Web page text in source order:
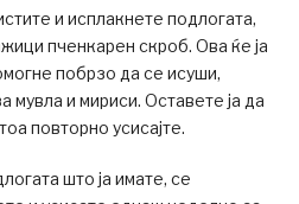
и исплакнете подлогата,
пченкарен скроб. Ова ќе ја
побрзо да се исуши,
мувла и мириси. Оставете ја да
повторно усисајте.
што ја имате, се